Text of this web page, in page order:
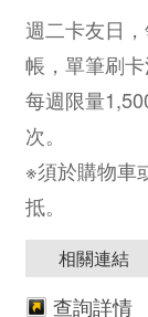
週二卡友日
帳，單筆刷
每週限量
次。
※須於購物車
抵。
相關連結
查詢詳情